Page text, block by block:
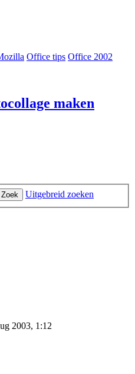
Office tips Office 2002
maken
Zoek
Uitgebreid zoeken
2003, 1:12